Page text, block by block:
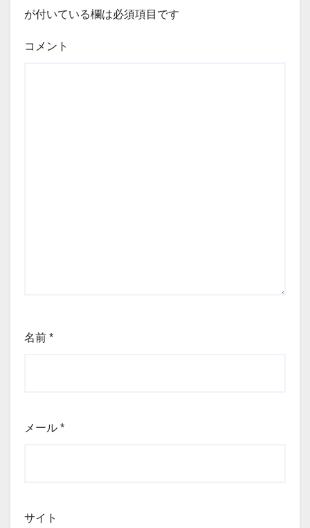
が付いている欄は必須項目です
コメント
名前 *
メール *
サイト